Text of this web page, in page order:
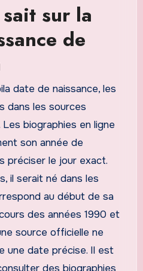
sur la
de
date de naissance, les
dans les sources
biographies en ligne
son année de
préciser le jour exact.
il serait né dans les
au début de sa
des années 1990 et
source officielle ne
une date précise. Il est
des biographies